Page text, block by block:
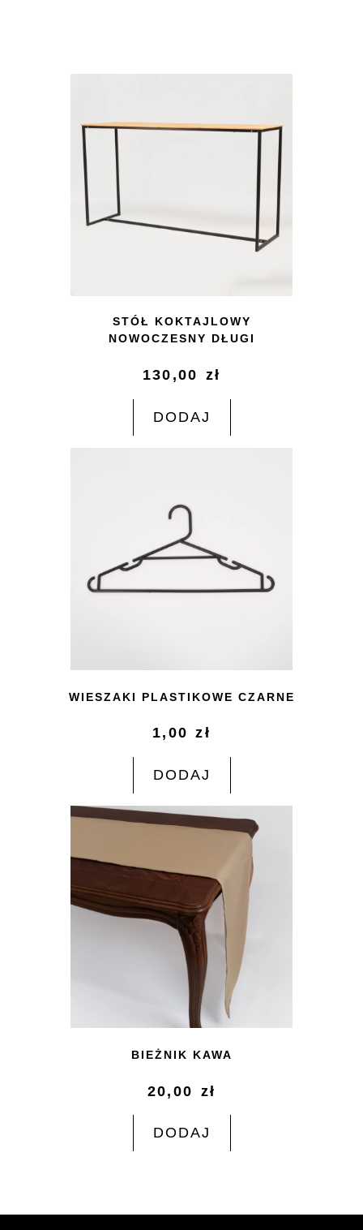
STÓŁ KOKTAJLOWY
NOWOCZESNY DŁUGI
130,00 zł
DODAJ
WIESZAKI PLASTIKOWE CZARNE
1,00zł
DODAJ
BIEŻNIK KAWA
20,00 zł
DODAJ